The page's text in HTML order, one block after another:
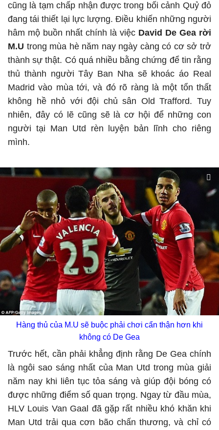
cũng là tạm chấp nhận được trong bối cảnh Quỷ đỏ
đang tái thiết lại lực lượng. Điều khiến những người
hâm mộ buồn nhất chính là việc David De Gea rời
M.U trong mùa hè năm nay ngày càng có cơ sở trở
thành sự thật. Có quá nhiều bằng chứng để tin rằng
thủ thành người Tây Ban Nha sẽ khoác áo Real
Madrid vào mùa tới, và đó rõ ràng là một tổn thất
không hề nhỏ với đội chủ sân Old Trafford. Tuy
nhiên, đây có lẽ cũng sẽ là cơ hội để những con
người tại Man Utd rèn luyện bản lĩnh cho riêng
mình.
Hàng thủ của M.U sẽ buộc phải chơi cẩn thận hơn khi
không có De Gea
Trước hết, cần phải khẳng định rằng De Gea chính
là ngôi sao sáng nhất của Man Utd trong mùa giải
năm nay khi liên tục tỏa sáng và giúp đội bóng có
được những điểm số quan trọng. Ngay từ đầu mùa,
HLV Louis Van Gaal đã gặp rất nhiều khó khăn khi
Man Utd trải qua cơn bão chấn thương, và chỉ có